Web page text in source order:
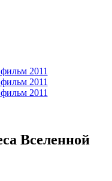
Вселенной